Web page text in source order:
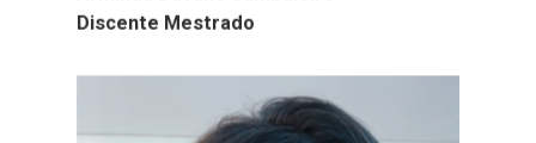
Discente Mestrado